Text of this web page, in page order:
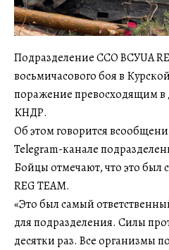
Подразделение ССО ВСУUA
восьмичасового боя в
поражение превосходящим в
КНДР.
Об этом говорится
Telegram-канале
Бойцы отмечают, что это
REG TEAM.
«Это был самый
для подразделения. Силы
десятки раз. Все организмы